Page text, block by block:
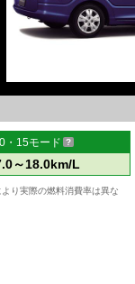
・15モード
～18.0km/L
り実際の燃料消費率は異な